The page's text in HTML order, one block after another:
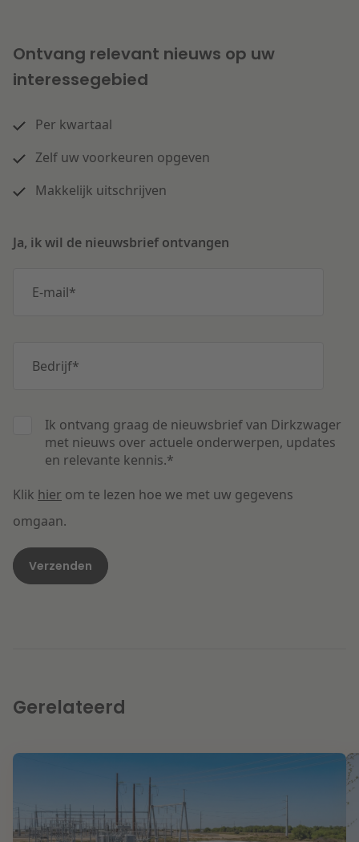
Ontvang relevant nieuws op uw
interessegebied
Per kwartaal
Zelf uw voorkeuren opgeven
Makkelijk uitschrijven
Ja, ik wil de nieuwsbrief ontvangen
E-mail*
Bedrijf*
Ik ontvang graag de nieuwsbrief van Dirkzwager
met nieuws over actuele onderwerpen, updates
en relevante kennis.*
Klik hier om te lezen hoe we met uw gegevens
omgaan.
Gerelateerd